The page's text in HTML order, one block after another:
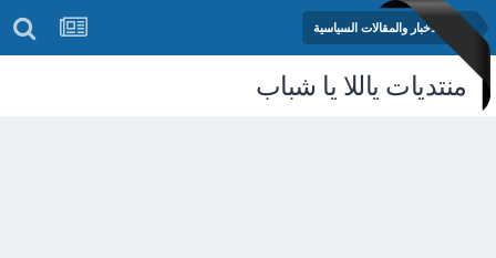
منتدى الأخبار والمقالات السياسية
منتديات ياللا يا شباب